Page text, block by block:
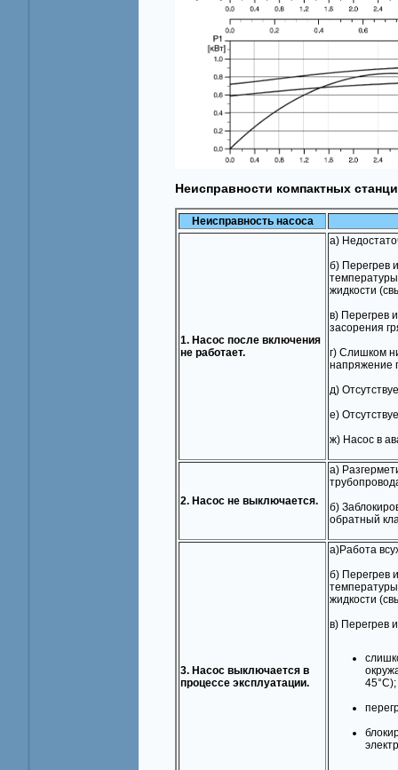
Неисправности компактных
Неисправность насоса
1. Насос после включения
не работает.
a)
б) Перегрев
жидкости
в) Перегрев
засорения
г) Слишком
напряжение
д)
е)
ж) Насос в
2. Насос не выключается.
а)
б)
обратный
3. Насос выключается в
процессе эксплуатации.
а)Работа
б) Перегрев
жидкости
в) Перегрев
45°С);